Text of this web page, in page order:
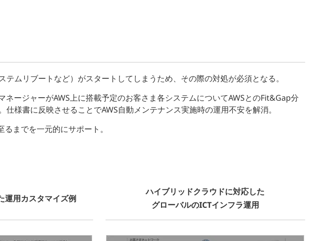
ムリブートなど）がスタートしてしまうため、その際の対処が必須となる。
ージャーがAWS上に搭載予定のお客さま各システムについてAWSとのFit&Gap分
様書に反映させることでAWS自動メンテナンス実施時の運用不安を解消。
までを一元的にサポート。
運用カスタマイズ例
ハイブリッドクラウドに対応した
グローバルのICTインフラ運用